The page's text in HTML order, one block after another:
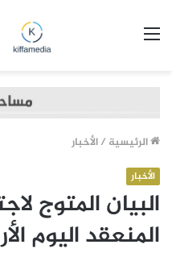
الرئيسية /الأخبار
الأخبار
البيان المتوج
المنعقد اليوم